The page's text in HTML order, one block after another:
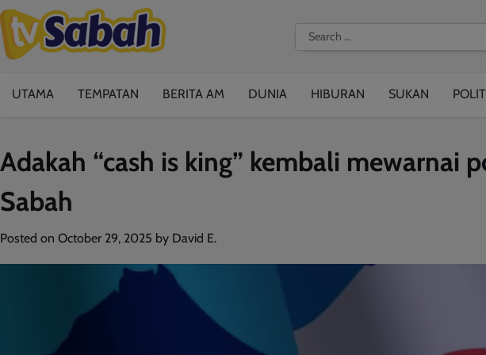
Skip
to
content
Search
for:
UTAMA TEMPATAN BERITA AM DUNIA HIBURAN SUKAN
Adakah “cash is king” kembali mewarnai
Sabah
Posted on October 29, 2025 by David E.